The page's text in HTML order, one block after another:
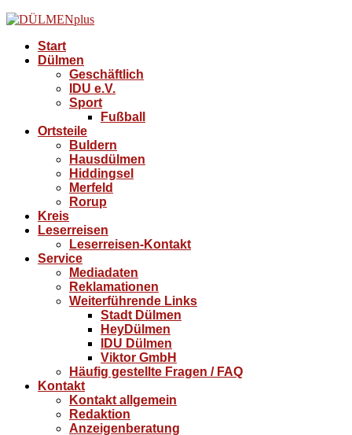
Start
Dülmen
Geschäftlich
IDU e.V.
Sport
Fußball
Ortsteile
Buldern
Hausdülmen
Hiddingsel
Merfeld
Rorup
Kreis
Leserreisen
Leserreisen-Kontakt
Service
Mediadaten
Reklamationen
Weiterführende Links
Stadt Dülmen
HeyDülmen
IDU Dülmen
Viktor GmbH
Häufig gestellte Fragen / FAQ
Kontakt
Kontakt allgemein
Redaktion
Anzeigenberatung